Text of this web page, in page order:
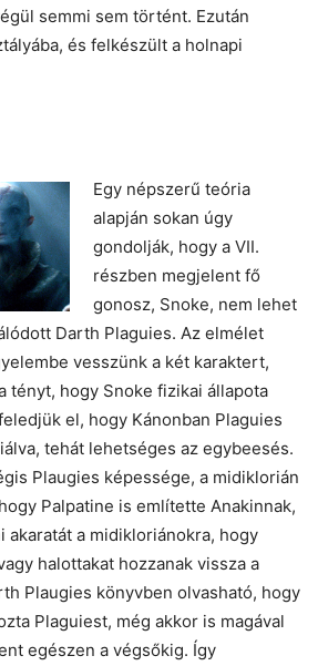
semmi sem történt. Ezután
és felkészült a holnapi
Egy népszerű teória
alapján sokan úgy
gondolják, hogy a VII.
részben megjelent fő
gonosz, Snoke, nem lehet
Darth Plaguies. Az elmélet
vesszünk a két karaktert,
tényt, hogy Snoke fizikai állapota
el, hogy Kánonban Plaguies
tehát lehetséges az egybeesés.
Plaugies képessége, a midiklorián
Palpatine is említette Anakinnak,
akaratát a midikloriánokra, hogy
halottakat hozzanak vissza a
Plaugies könyvben olvasható, hogy
Plaguiest, még akkor is magával
egészen a végsőkig. Így